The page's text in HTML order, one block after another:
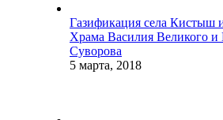
Газификация села Кистыш
Храма Василия Великого
Суворова
5 марта, 2018